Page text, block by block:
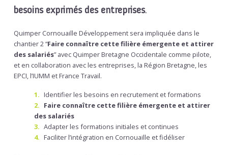
besoins exprimés des entreprises.
Quimper Cornouaille Développement sera impliquée dans le
chantier 2 “Faire connaître cette filière émergente et attirer
des salariés” avec Quimper Bretagne Occidentale comme pilote,
et en collaboration avec les entreprises, la Région Bretagne, les
EPCI, l’IUMM et France Travail.
Identifier les besoins en recrutement et formations
Faire connaître cette filière émergente et attirer
des salariés
Adapter les formations initiales et continues
Faciliter l’intégration en Cornouaille et fidéliser